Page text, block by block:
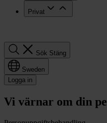
Privat
Sök Stäng
Sweden
Logga in
Vi värnar om din